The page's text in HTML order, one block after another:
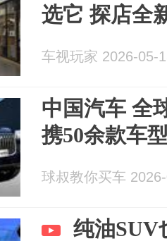
选它 探店全
车视玩家 2026-05-
中国汽车 全
携50余款车
球叔教你买车
纯油SUV